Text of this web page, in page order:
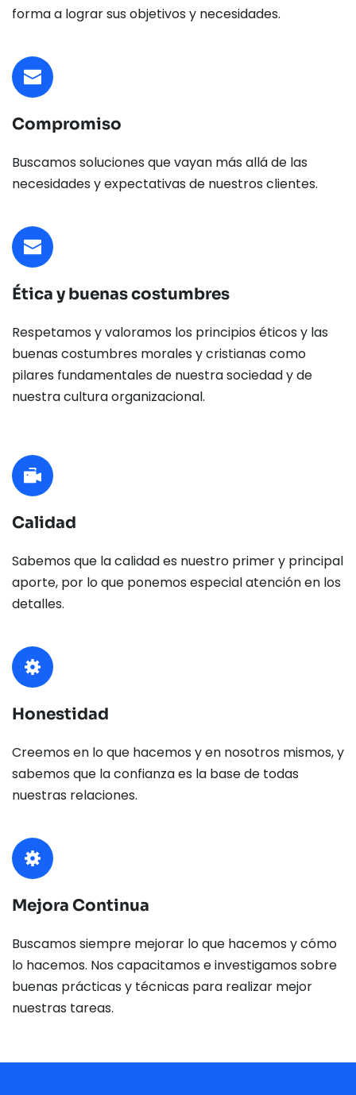
forma a lograr sus objetivos y necesidades.
Compromiso
Buscamos soluciones que vayan más allá de las
necesidades y expectativas de nuestros clientes.
Ética y buenas costumbres
Respetamos y valoramos los principios éticos y las
buenas costumbres morales y cristianas como
pilares fundamentales de nuestra sociedad y de
nuestra cultura organizacional.
Calidad
Sabemos que la calidad es nuestro primer y principal
aporte, por lo que ponemos especial atención en los
detalles.
Honestidad
Creemos en lo que hacemos y en nosotros mismos, y
sabemos que la confianza es la base de todas
nuestras relaciones.
Mejora Continua
Buscamos siempre mejorar lo que hacemos y cómo
lo hacemos. Nos capacitamos e investigamos sobre
buenas prácticas y técnicas para realizar mejor
nuestras tareas.